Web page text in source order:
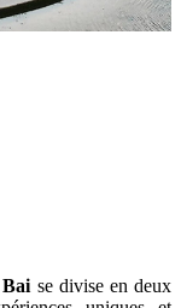
se divise en deux